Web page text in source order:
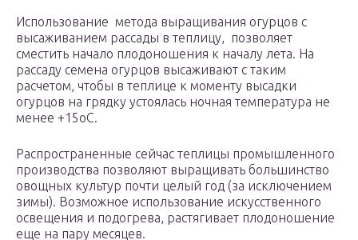
Использование метода выращивания огурцов с
высаживанием рассады в теплицу, позволяет
сместить начало плодоношения к началу лета. На
рассаду семена огурцов высаживают с таким
расчетом, чтобы в теплице к моменту высадки
огурцов на грядку устоялась ночная температура не
менее +15оС.
Распространенные сейчас теплицы промышленного
производства позволяют выращивать большинство
овощных культур почти целый год (за исключением
зимы). Возможное использование искусственного
освещения и подогрева, растягивает плодоношение
еще на пару месяцев.